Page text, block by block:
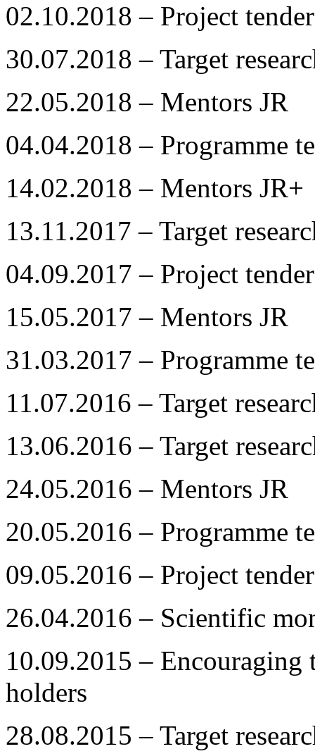
02.10.2018 – Project tender
30.07.2018 – Target
22.05.2018 – Mentors JR
04.04.2018 – Programme
14.02.2018 – Mentors JR+
13.11.2017 – Target
04.09.2017 – Project tender
15.05.2017 – Mentors JR
31.03.2017 – Programme
11.07.2016 – Target
13.06.2016 – Target
24.05.2016 – Mentors JR
20.05.2016 – Programme
09.05.2016 – Project tender
26.04.2016 – Scientific
10.09.2015 –
holders
28.08.2015 – Target